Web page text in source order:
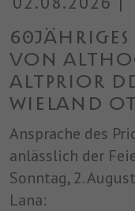
von
Altprior
Wieland OT
Ansprache des
anlässlich der
Sonntag, 2.
Lana: